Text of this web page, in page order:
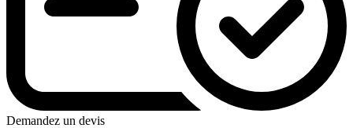
Demandez un devis